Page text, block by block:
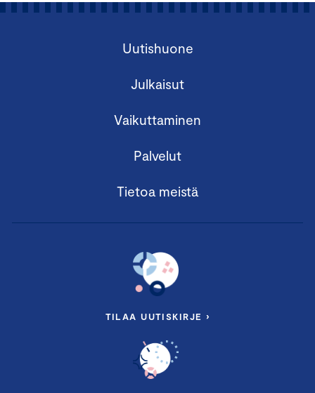
Uutishuone
Julkaisut
Vaikuttaminen
Palvelut
Tietoa meistä
TILAA UUTISKIRJE ›